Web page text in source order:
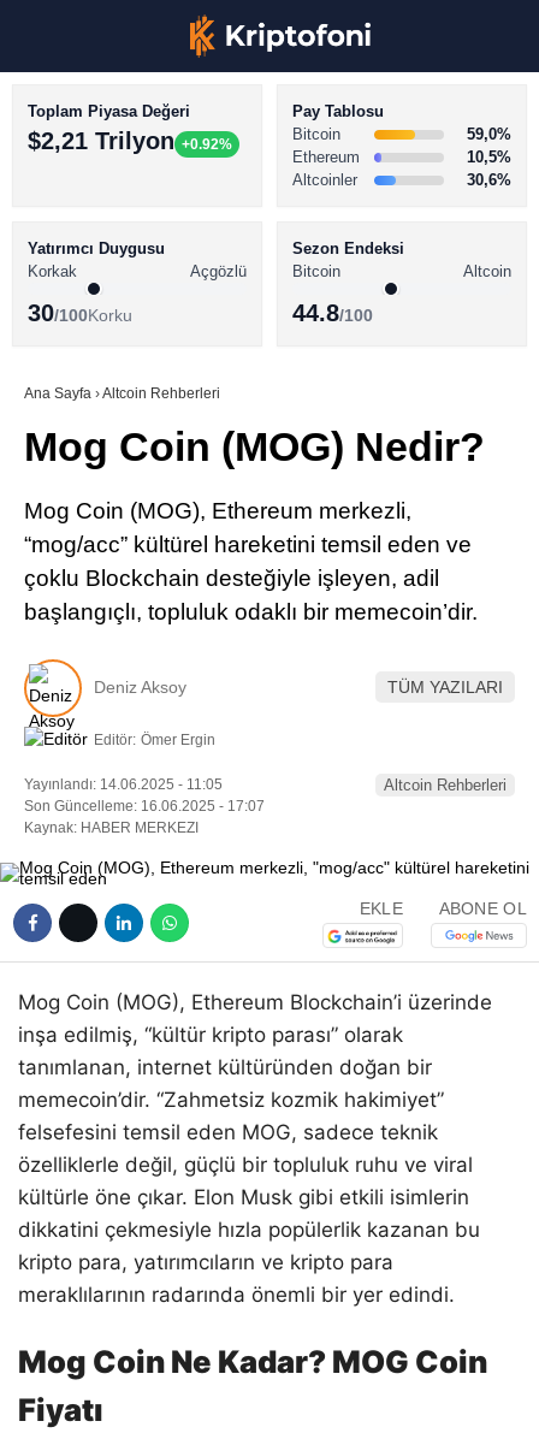
Youtube
TikTok
Pinterest
BİTCOİN HABERLERİ
ALTCOİN HABERLERİ
SÖZLÜK
Toplam Piyasa Değeri
$2,21 Trilyon +0.92%
Pay Tablosu
Bitcoin
59,0%
Ethereum
10,5%
Altcoinler
30,6%
Yatırımcı Duygusu
Korkak
Açgözlü
30/100Korku
Sezon Endeksi
Bitcoin
Altcoin
44.8/100
Ana Sayfa ›Altcoin Rehberleri
Mog Coin (MOG) Nedir?
Mog Coin (MOG), Ethereum merkezli,
“mog/acc” kültürel hareketini temsil eden ve
çoklu Blockchain desteğiyle işleyen, adil
başlangıçlı, topluluk odaklı bir memecoin’dir.
Deniz Aksoy TÜM YAZILARI
Editör: Ömer Ergin
Yayınlandı: 14.06.2025 - 11:05
Son Güncelleme: 16.06.2025 - 17:07
Kaynak: HABER MERKEZI
Altcoin Rehberleri
EKLE ABONE OL
Mog Coin (MOG), Ethereum Blockchain’i üzerinde
inşa edilmiş, “kültür kripto parası” olarak
tanımlanan, internet kültüründen doğan bir
memecoin’dir. “Zahmetsiz kozmik hakimiyet”
felsefesini temsil eden MOG, sadece teknik
özelliklerle değil, güçlü bir topluluk ruhu ve viral
kültürle öne çıkar. Elon Musk gibi etkili isimlerin
dikkatini çekmesiyle hızla popülerlik kazanan bu
kripto para, yatırımcıların ve kripto para
meraklılarının radarında önemli bir yer edindi.
Mog Coin Ne Kadar? MOG Coin
Fiyatı